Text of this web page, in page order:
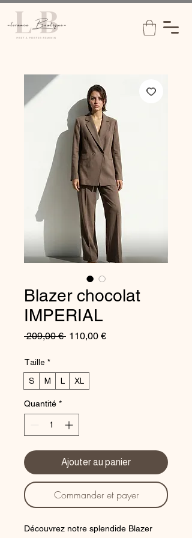
Blazer chocolat
IMPERIAL
209,00 € Prix
110,00 €Prix
Taille *
S
M L XL
Quantité *
Ajouter au panier
Commander et payer
Découvrez notre splendide Blazer